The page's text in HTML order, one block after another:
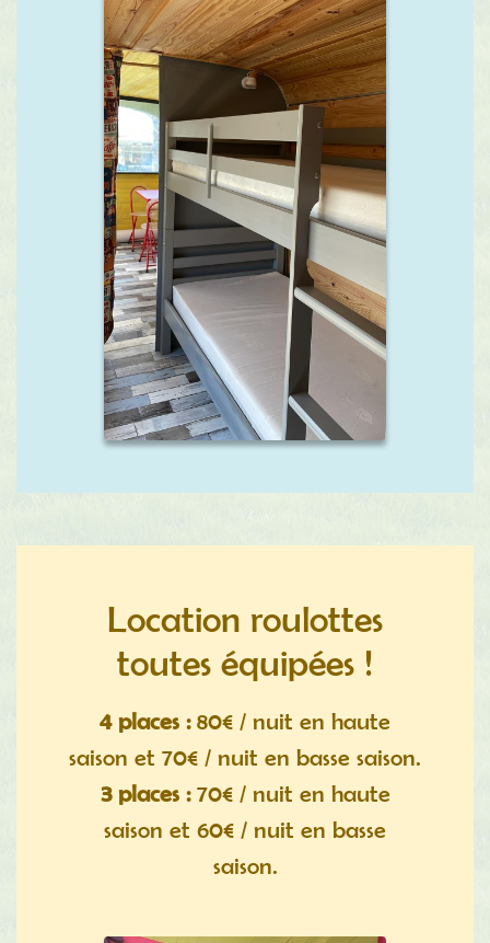
Location roulottes
toutes équipées !
4 places :80€ / nuit en haute
saison et 70€ / nuit en basse saison.
3 places :70€ / nuit en haute
saison et 60€ / nuit en basse
saison.